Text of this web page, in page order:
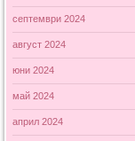
септември 2024
август 2024
юни 2024
май 2024
април 2024